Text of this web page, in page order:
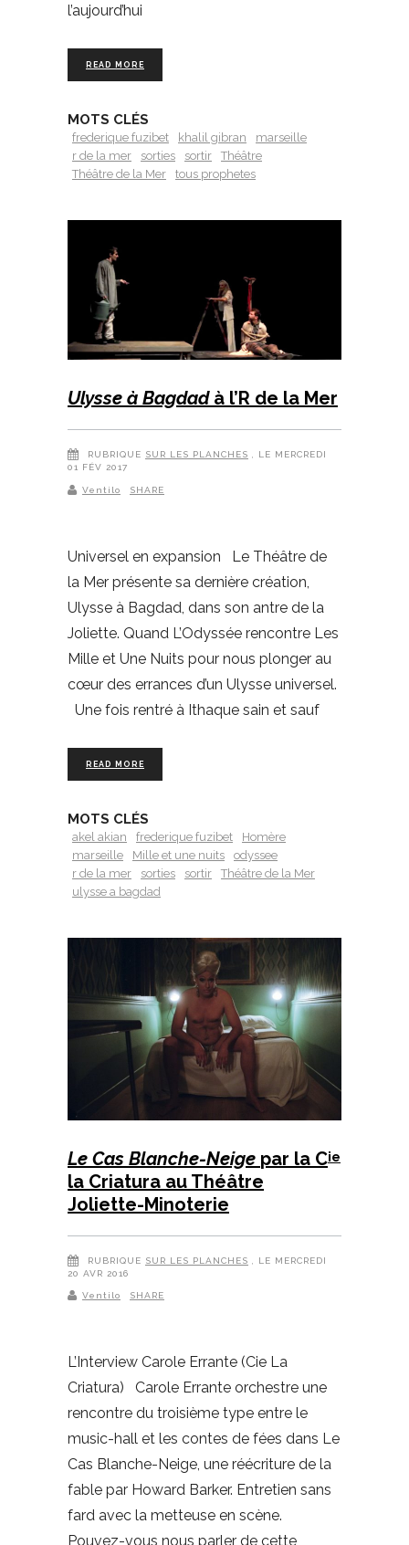
l’aujourd’hui
READ MORE
MOTS CLÉS
frederique fuzibet khalil gibran
marseille
r de la mer
sorties sortir
Théâtre
Théâtre de la Mer
tous prophetes
Ulysse à Bagdadà l’R de la Mer
RUBRIQUE SUR LES PLANCHES , LE MERCREDI
01 FÉV 2017
Ventilo SHARE
Universel en expansion Le Théâtre de
la Mer présente sa dernière création,
Ulysse à Bagdad, dans son antre de la
Joliette. Quand L’Odyssée rencontre Les
Mille et Une Nuits pour nous plonger au
cœur des errances d’un Ulysse universel.
Une fois rentré à Ithaque sain et sauf
READ MORE
MOTS CLÉS
akel akian frederique fuzibet
Homère
marseille
Mille et une nuits
odyssee
r de la mer
sorties sortir
Théâtre de la Mer
ulysse a bagdad
Le Cas Blanche-Neige par la Cie
la Criatura au Théâtre
Joliette-Minoterie
RUBRIQUE SUR LES PLANCHES
, LE MERCREDI
20 AVR 2016
Ventilo SHARE
L’Interview Carole Errante (Cie La
Criatura) Carole Errante orchestre une
rencontre du troisième type entre le
music-hall et les contes de fées dans Le
Cas Blanche-Neige, une réécriture de la
fable par Howard Barker. Entretien sans
fard avec la metteuse en scène.
Pouvez-vous nous parler de cette